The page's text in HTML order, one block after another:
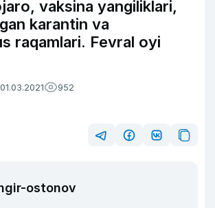
vaksina yangiliklari,
karantin va
raqamlari. Fevral oyi
952
ostonov